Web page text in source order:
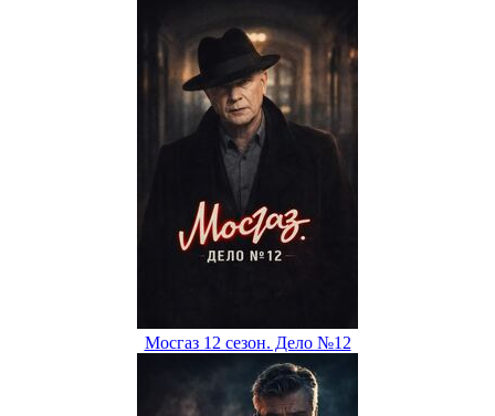
Мосгаз 12 сезон. Дело №12